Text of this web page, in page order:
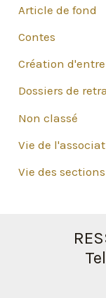
Article de fond
Contes
Création
Dossiers de
Non classé
Vie de
Vie des sections